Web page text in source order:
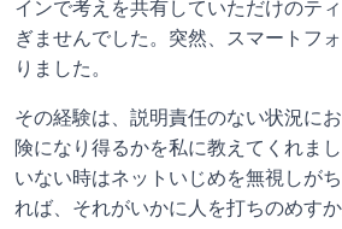
インで考えを共有していただけのテ
ぎませんでした。突然、スマートフ
りました。
その経験は、説明責任のない状況に
険になり得るかを私に教えてくれま
いない時はネットいじめを無視しが
れば、それがいかに人を打ちのめすか